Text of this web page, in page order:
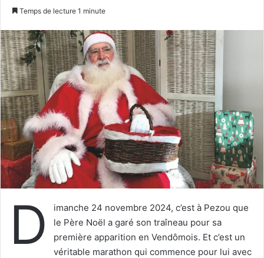
o
y
e
u
n
c
o
u
r
r
i
e
l
Temps de lecture 1 minute
D
imanche 24 novembre 2024, c’est à Pezou que
le Père Noël a garé son traîneau pour sa
première apparition en Vendômois. Et c’est un
véritable marathon qui commence pour lui avec